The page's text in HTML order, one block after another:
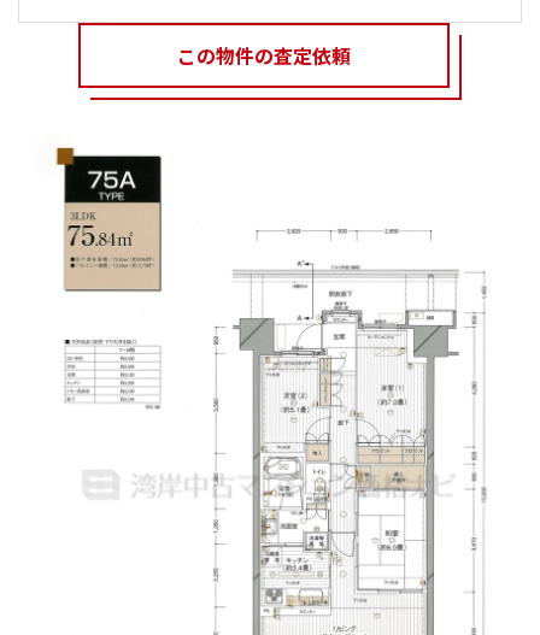
この物件の査定依頼